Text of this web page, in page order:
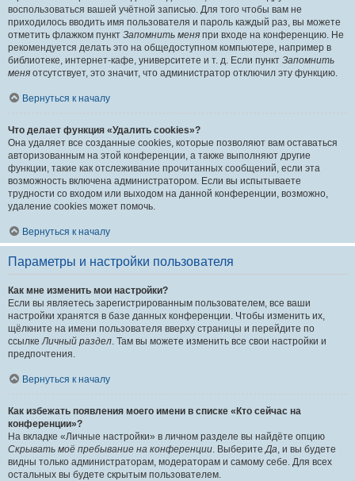
воспользоваться вашей учётной записью. Для того чтобы вам не
приходилось вводить имя пользователя и пароль каждый раз, вы можете
отметить флажком пункт Запомнить меня при входе на конференцию. Не
рекомендуется делать это на общедоступном компьютере, например в
библиотеке, интернет-кафе, университете и т. д. Если пункт Запомнить
меня отсутствует, это значит, что администратор отключил эту функцию.
Вернуться к началу
Что делает функция «Удалить cookies»?
Она удаляет все созданные cookies, которые позволяют вам оставаться
авторизованным на этой конференции, а также выполняют другие
функции, такие как отслеживание прочитанных сообщений, если эта
возможность включена администратором. Если вы испытываете
трудности со входом или выходом на данной конференции, возможно,
удаление cookies может помочь.
Вернуться к началу
Параметры и настройки пользователя
Как мне изменить мои настройки?
Если вы являетесь зарегистрированным пользователем, все ваши
настройки хранятся в базе данных конференции. Чтобы изменить их,
щёлкните на имени пользователя вверху страницы и перейдите по
ссылкеЛичный раздел. Там вы можете изменить все свои настройки и
предпочтения.
Вернуться к началу
Как избежать появления моего имени в списке «Кто сейчас на
конференции»?
На вкладке «Личные настройки» в личном разделе вы найдёте опцию
Скрывать моё пребывание на конференции. ВыберитеДа, и вы будете
видны только администраторам, модераторам и самому себе. Для всех
остальных вы будете скрытым пользователем.